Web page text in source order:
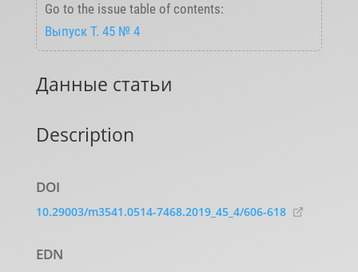
Go to the issue table of contents:
Выпуск T. 45 № 4
Данные статьи
Description
DOI
10.29003/m3541.0514-7468.2019_45_4/606-618
EDN